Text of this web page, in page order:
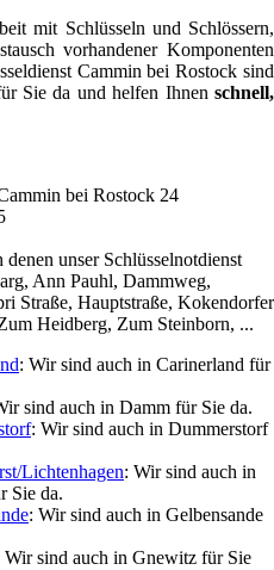
mit Schlüsseln und Schlössern,
vorhandener Komponenten
Cammin bei Rostock sind
Sie da und helfen Ihnen schnell,
bei Rostock 24
unser Schlüsselnotdienst
Ann Pauhl, Dammweg,
Straße, Hauptstraße, Kokendorfer
Heidberg, Zum Steinborn, ...
: Wir sind auch in Carinerland für
sind auch in Damm für Sie da.
: Wir sind auch in Dummerstorf
Lichtenhagen: Wir sind auch in
Sie da.
: Wir sind auch in Gelbensande
Wir sind auch in Gnewitz für Sie